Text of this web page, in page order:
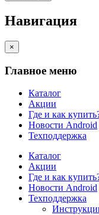
Навигация
×
Главное меню
Каталог
Акции
Где и как
Новости Android
Техподдержка
Каталог
Акции
Где и как
Новости Android
Техподдержка